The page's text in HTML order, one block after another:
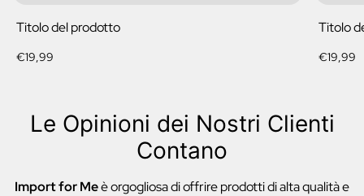
Titolo del prodotto
Prezzo
€19,99
Titolo
Prezzo
€19,99
Le Opinioni dei Nostri Clienti
Contano
Import for Meè orgogliosa di offrire prodotti di alta qualità e